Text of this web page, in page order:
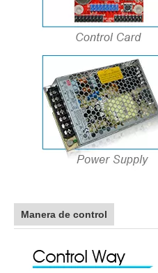
Manera de control